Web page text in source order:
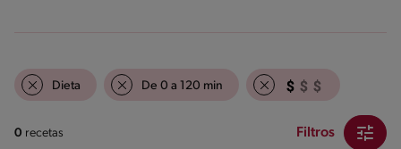
Dieta De 0 a 120 min
0 recetas Filtros